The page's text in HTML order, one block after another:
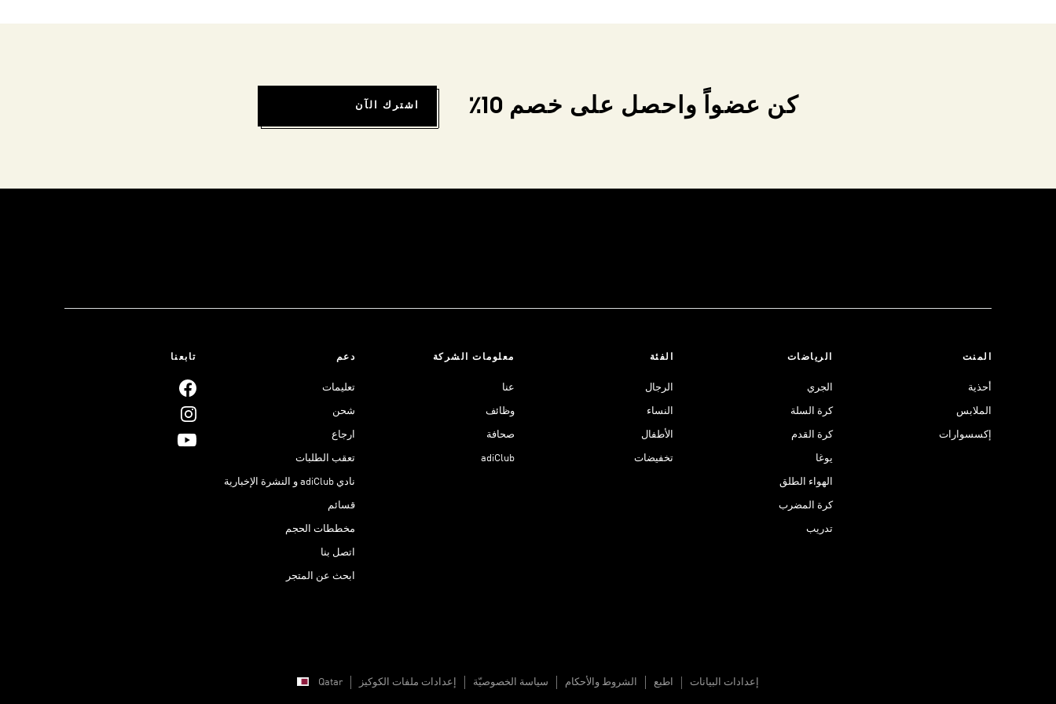
كن عضواً واحصل على خصم 10٪ اشترك الآن
المنت
أحذية
الملابس
إكسسوارات
الرياضات
الجري
كرة السلة
كرة القدم
يوغا
الهواء الطلق
كرة المضرب
تدريب
الفئة
الرجال
النساء
الأطفال
تخفيضات
معلومات الشركة
عنا
وظائف
صحافة
adiClub
دعم
تعليمات
شحن
ارجاع
تعقب الطلبات
نادي adiClub و النشرة الإخبارية
قسائم
مخططات الحجم
اتصل بنا
ابحث عن المتجر
تابعنا
إعدادات البيانات Qatar إعدادات ملفات الكوكيز سياسة الخصوصيّة الشروط والأحكام اطبع